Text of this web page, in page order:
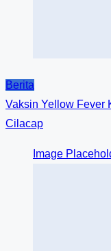
Berita
Vaksin Yellow Fever
Cilacap
Image